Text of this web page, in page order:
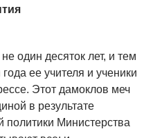
один десяток лет, и тем
ее учителя и ученики
Этот дамоклов меч
в результате
политики Министерства